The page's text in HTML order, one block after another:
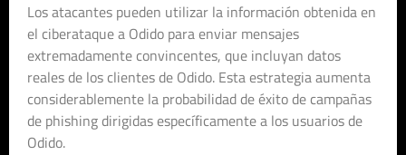
Los atacantes pueden utilizar la información obtenida en
el ciberataque a Odido para enviar mensajes
extremadamente convincentes, que incluyan datos
reales de los clientes de Odido. Esta estrategia aumenta
considerablemente la probabilidad de éxito de campañas
de phishing dirigidas específicamente a los usuarios de
Odido.